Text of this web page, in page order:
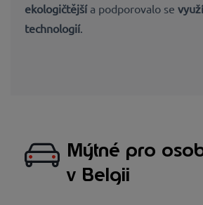
ekologičtějšía podporovalo se
technologií.
Mýtné pro
v Belgii